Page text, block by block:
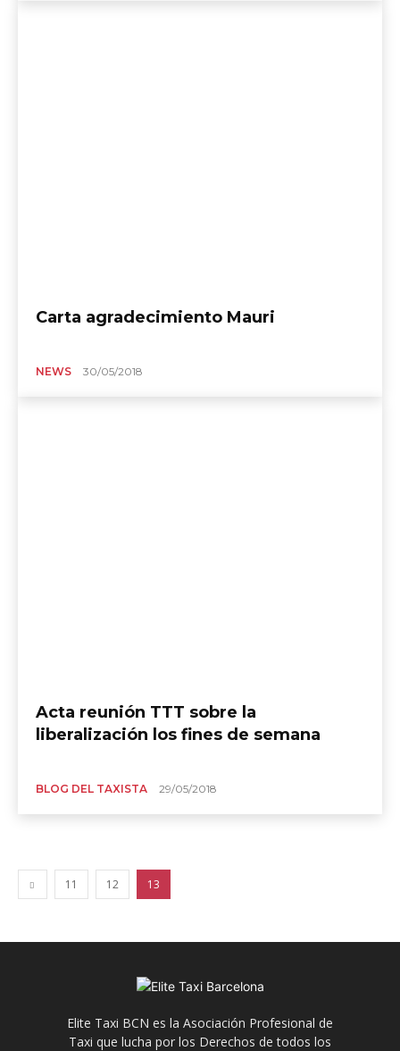
Carta agradecimiento Mauri
NEWS 30/05/2018
Acta reunión TTT sobre la
liberalización los fines de semana
BLOG DEL TAXISTA 29/05/2018
11 12 13
Elite Taxi BCN es la Asociación Profesional de
Taxi que lucha por los Derechos de todos los